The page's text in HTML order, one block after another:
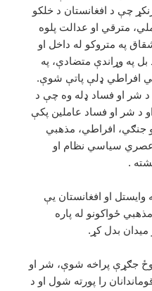
چې د افغانستان د خلکو
مترقي او عدالت پلوه
په متروکو له داخل او
په وړاندې متضادې، په
افراطي ډلې پاتې شوې.
د شر او فساد ډله وه چې د
د شر او فساد عاملین پکې
جنګي، افراطي، مذهبي
سياسي نظام او
.
وايستل او افغانستان يې
ځواکونو له پاره
ميدان بدل کړ.
جګړې پراخه شوې، شر او
را پورته شول او د